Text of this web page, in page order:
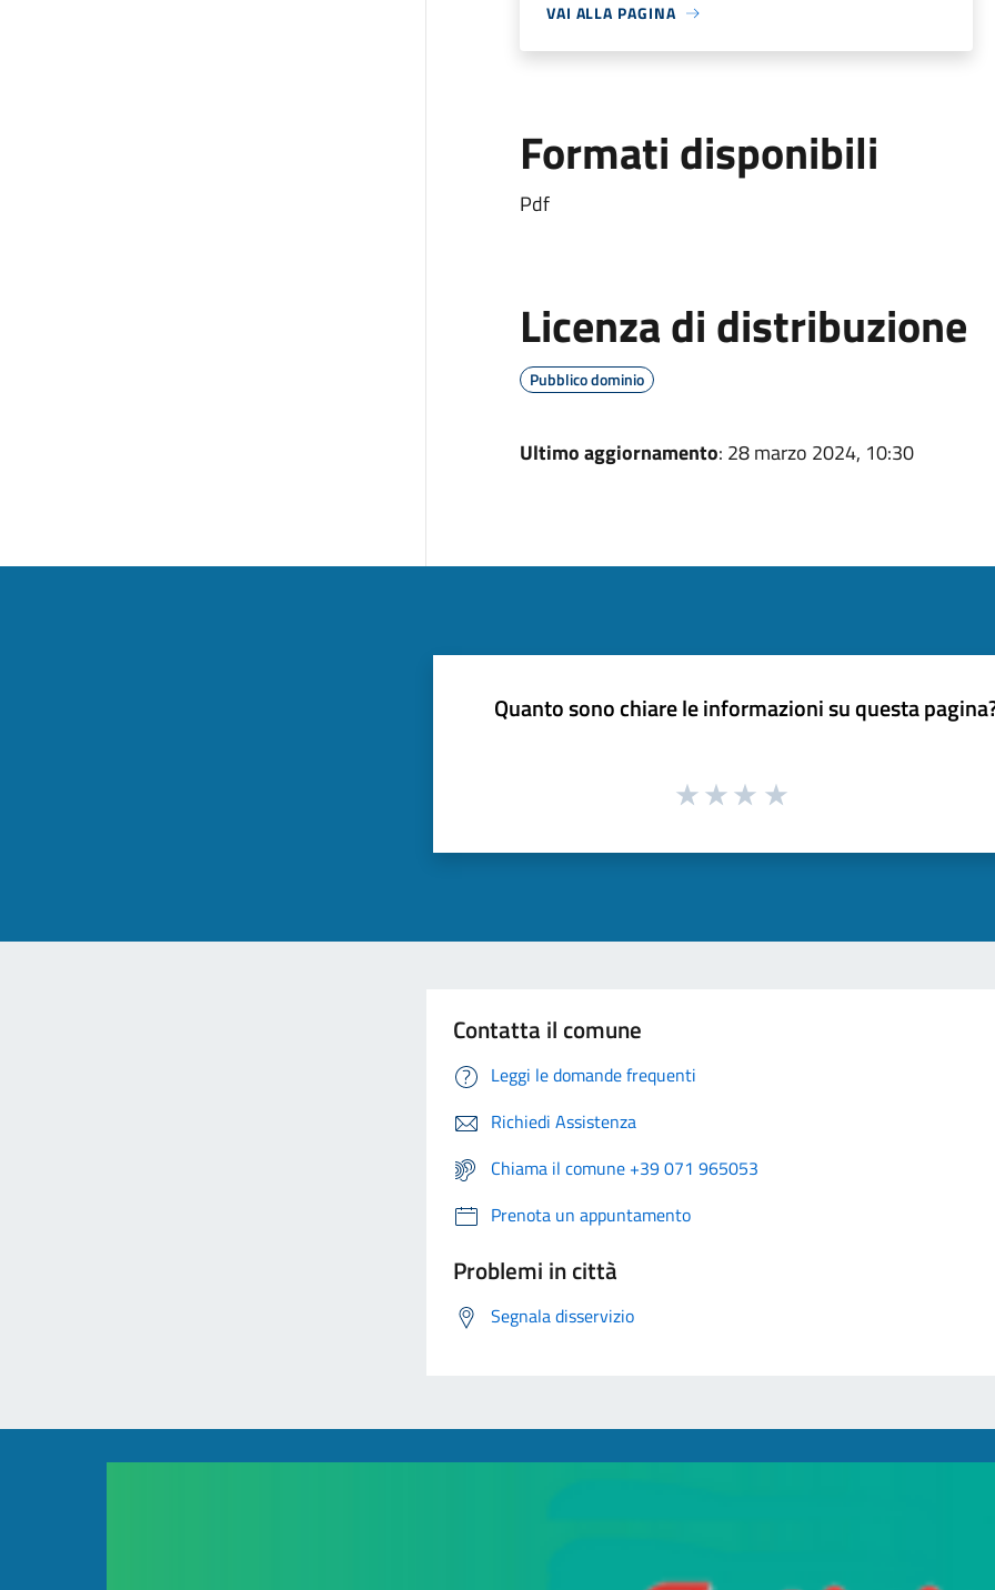
VAI ALLA PAGINA
Formati disponibili
Pdf
Licenza di distribuzione
Pubblico dominio
Ultimo aggiornamento: 28 marzo 2024, 10:30
Quanto sono chiare le informazioni su questa
Contatta il comune
Leggi le domande frequenti
Richiedi Assistenza
Chiama il comune +39 071 965053
Prenota un appuntamento
Problemi in città
Segnala disservizio